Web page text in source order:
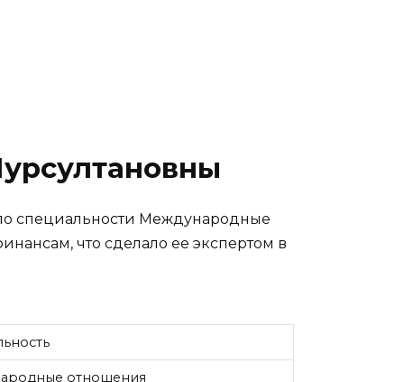
специальности Международные
что сделало ее экспертом в
отношения